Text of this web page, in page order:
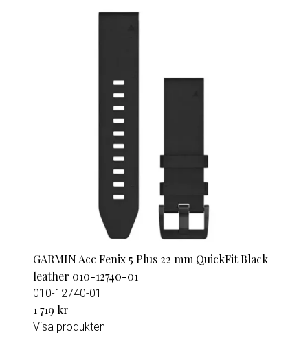
GARMIN Acc Fenix 5 Plus 22 mm QuickFit Black
leather 010-12740-01
010-12740-01
1 719 kr
Visa produkten